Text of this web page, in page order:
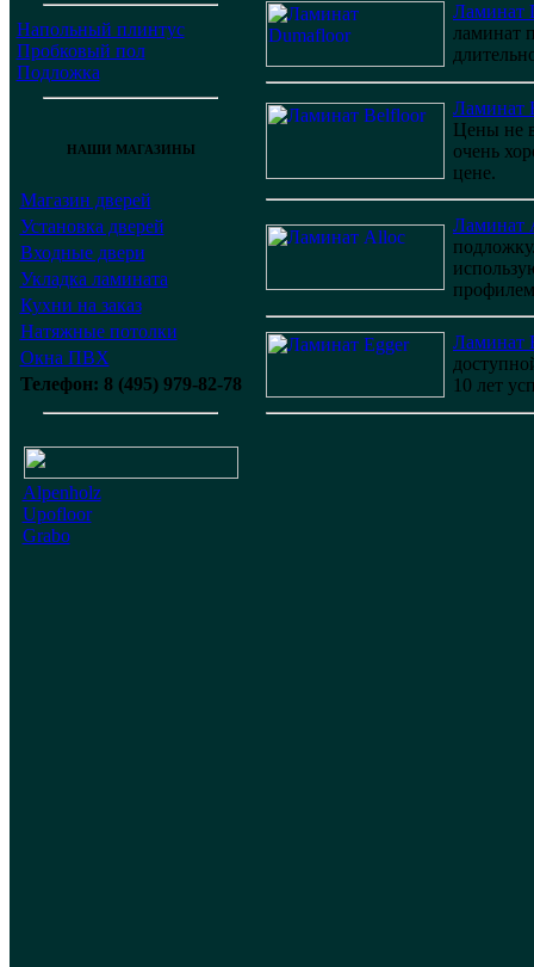
Напольный плинтус
Пробковый пол
Подложка
НАШИ МАГАЗИНЫ
Магазин дверей
Установка дверей
Входные двери
Укладка ламината
Кухни на заказ
Натяжные потолки
Окна ПВХ
Телефон: 8 (495) 979-82-78
Alpenholz
Upofloor
Grabo
Ламинат
ламинат
Ламинат
Цены не
очень
цене.
Ламинат
Ламинат
10 лет